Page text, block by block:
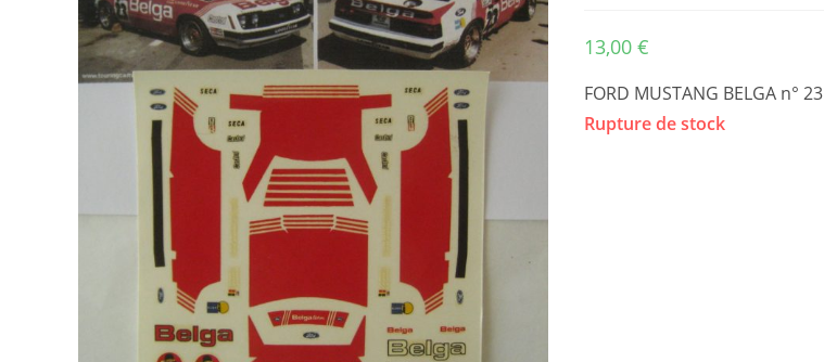
13,00€
FORD MUSTANG BELGA n° 23
Rupture de stock